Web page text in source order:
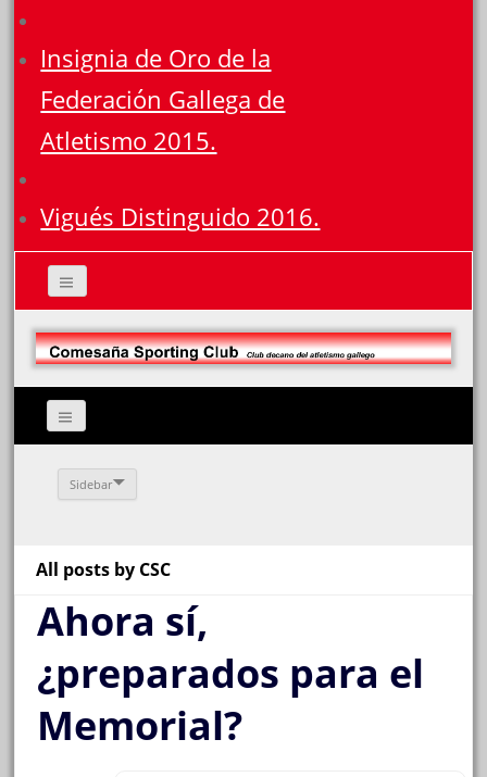
Insignia de Oro de la
Federación Gallega de
Atletismo 2015.
Vigués Distinguido 2016.
Sidebar
All posts by CSC
Ahora sí,
¿preparados para el
Memorial?